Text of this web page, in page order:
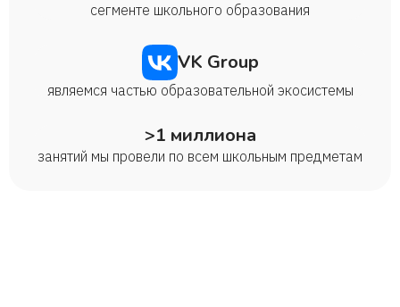
сегменте школьного образования
VK Group
являемся частью образовательной экосистемы
>1 миллиона
занятий мы провели по всем школьным предметам